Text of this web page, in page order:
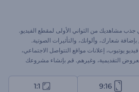
مشاهديك من الثواني الأولى لمقطع الفيديو.
شعارك، وألوانك، والتأثيرات الصوتية.
يوتيوب، إعلانات مواقع التتواصل الاجتماعي،
التقديمية، وغيرهم. قم بإنشاء مشروعك
9:16
1:1